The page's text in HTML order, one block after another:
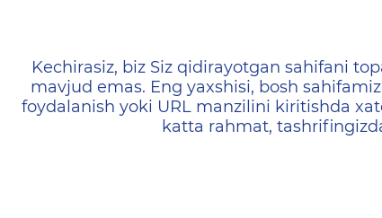
404 — Страница не
Kechirasiz, biz Siz qidirayotgan sahifani
mavjud emas. Eng yaxshisi, bosh
foydalanish yoki URL manzilini kiritishda
katta rahmat,